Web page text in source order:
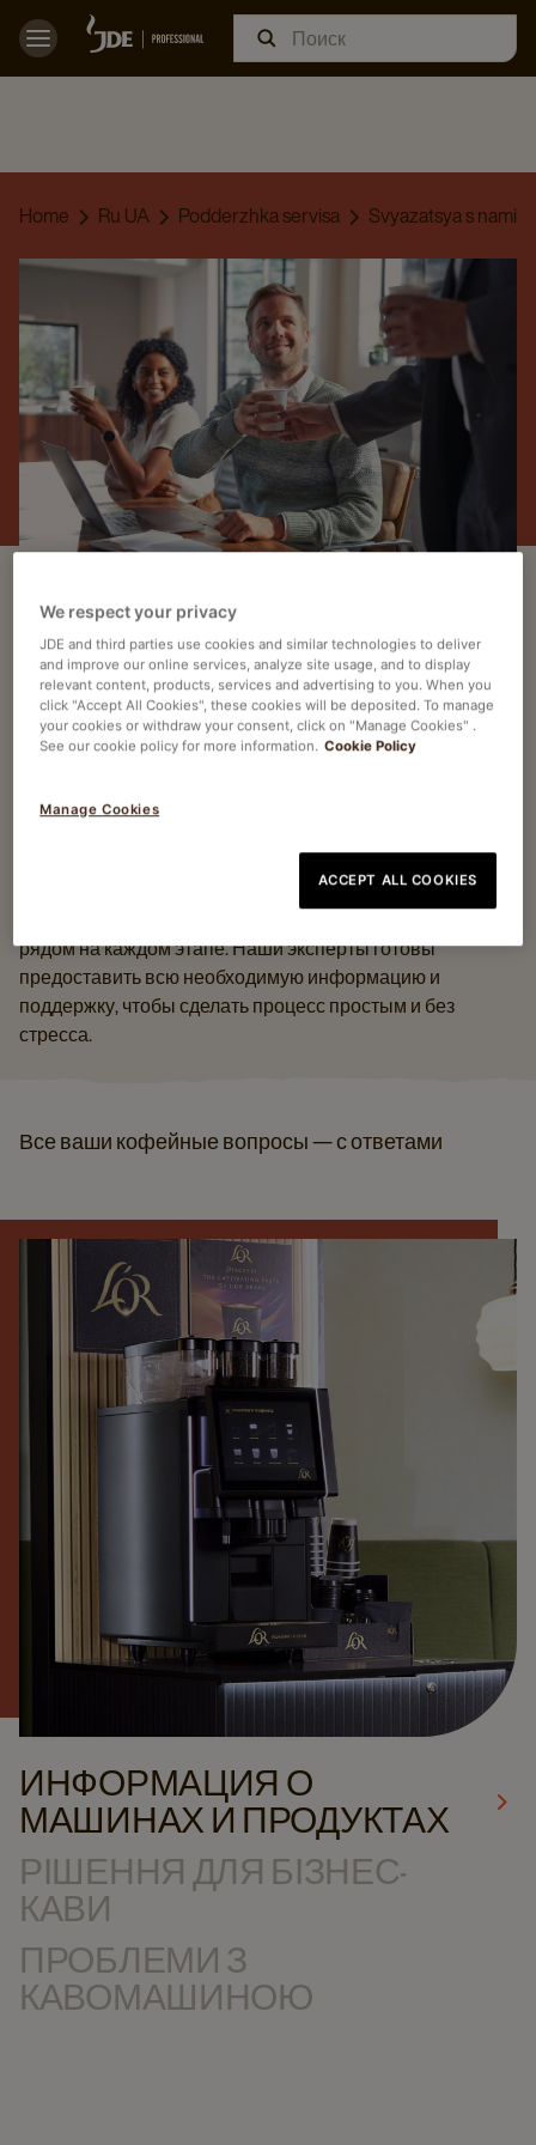
Home Ru UA Podderzhka servisa Svyazatsya s nami
КАК МЫ МОЖЕМ
ПОМОЧЬ ВАМ
НАСЛАЖДАТЬСЯ
свяжитесь с нашей командой для
персонализированной помощи. Ищете ли вы быстрые
решения или индивидуальные рекомендации — мы
рядом на каждом этапе. Наши эксперты готовы
предоставить всю необходимую информацию и
поддержку, чтобы сделать процесс простым и без
стресса.
Все ваши кофейные вопросы — с ответами
ИНФОРМАЦИЯ О
МАШИНАХ И ПРОДУКТАХ
РІШЕННЯ ДЛЯ БІЗНЕС-
КАВИ
ПРОБЛЕМИ З
КАВОМАШИНОЮ
We respect your privacy
JDE and third parties use cookies and similar technologies to deliver
and improve our online services, analyze site usage, and to display
relevant content, products, services and advertising to you. When you
click "Accept All Cookies", these cookies will be deposited. To manage
your cookies or withdraw your consent, click on "Manage Cookies" .
See our cookie policy for more information. Cookie Policy
Manage Cookies
ACCEPT ALL COOKIES